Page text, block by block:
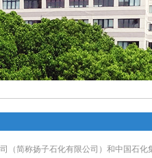
（简称扬子石化有限公司）和中国石化